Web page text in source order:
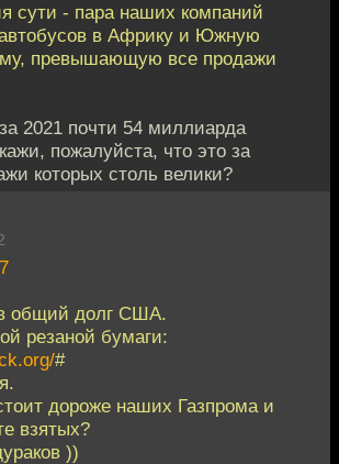
сути - пара наших компаний
в Африку и Южную
превышающую все продажи
2021 почти 54 миллиарда
пожалуйста, что это за
которых столь велики?
общий долг США.
резаной бумаги:
#
дороже наших Газпрома и
взятых?
))